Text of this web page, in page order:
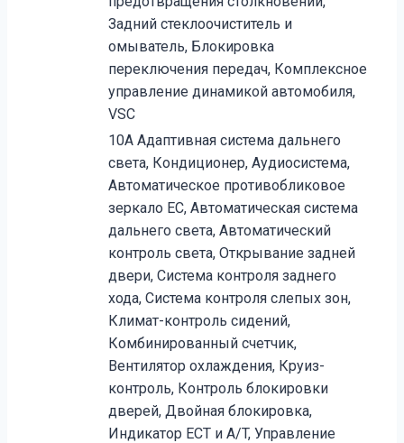
Задний стеклоочиститель и
омыватель, Блокировка
переключения передач, Комплексное
управление динамикой автомобиля,
VSC
10A Адаптивная система дальнего
света, Кондиционер, Аудиосистема,
Автоматическое противобликовое
зеркало EC, Автоматическая система
дальнего света, Автоматический
контроль света, Открывание задней
двери, Система контроля заднего
хода, Система контроля слепых зон,
Климат-контроль сидений,
Комбинированный счетчик,
Вентилятор охлаждения, Круиз-
контроль, Контроль блокировки
дверей, Двойная блокировка,
Индикатор ECT и A/T, Управление